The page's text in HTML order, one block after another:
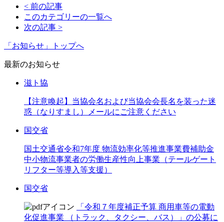
< 前の記事
このカテゴリーの一覧へ
次の記事 >
「お知らせ」トップへ
最新のお知らせ
滋ト協
【注意喚起】当協会名および当協会会長名を装った迷
惑（なりすまし）メールにご注意ください
国交省
国土交通省令和7年度 物流効率化等推進事業費補助金
中小物流事業者の労働生産性向上事業（テールゲート
リフター等導入等支援）
国交省
「令和７年度補正予算 商用車等の電動
化促進事業 （トラック、タクシー、バス）」の公募に